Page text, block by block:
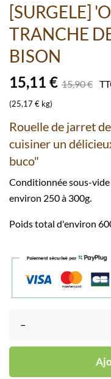
[SURGELE]
TRANCHE
BISON
15,11 €
(25,17 € kg)
15,90 €
Rouelle de jarret
cuisiner un
buco"
Conditionnée sous-vide
environ 250 à 300g.
Poids total d'environ
–